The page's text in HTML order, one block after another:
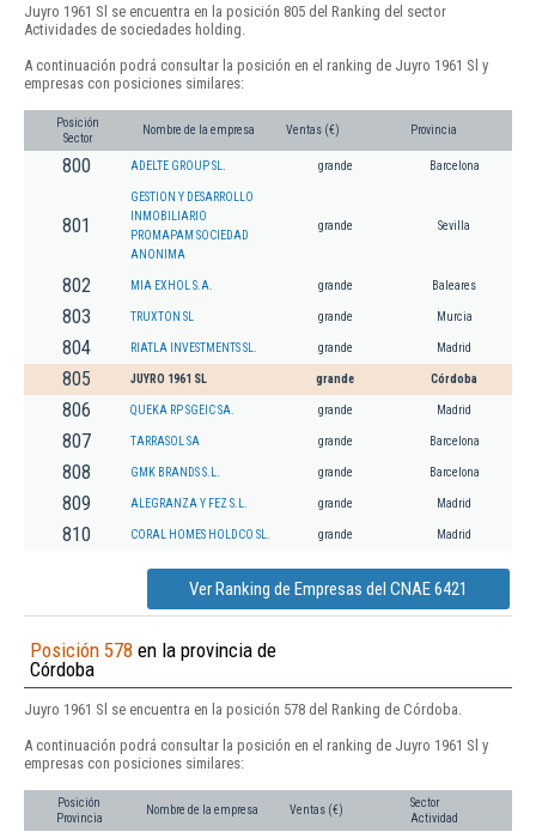
Juyro 1961 Sl se encuentra en la posición 805 del Ranking del sector
Actividades de sociedades holding.
A continuación podrá consultar la posición en el ranking de Juyro 1961 Sl y
empresas con posiciones similares:
Posición
Sector
Nombre de la empresa Ventas (€) Provincia
800 ADELTE GROUP SL. grande Barcelona
801
GESTION Y DESARROLLO
INMOBILIARIO
PROMAPAM SOCIEDAD
ANONIMA
grande Sevilla
802 MIA EXHOL S.A. grande Baleares
803 TRUXTON SL grande Murcia
804 RIATLA INVESTMENTS SL. grande Madrid
805 JUYRO 1961 SL grande Córdoba
806 QUEKA RP SGEIC SA. grande Madrid
807 TARRASOL SA grande Barcelona
808 GMK BRANDS S.L. grande Barcelona
809 ALEGRANZA Y FEZ S.L. grande Madrid
810 CORAL HOMES HOLDCO SL. grande Madrid
Ver Ranking de Empresas del CNAE 6421
Posición 578 en la provincia de
Córdoba
Juyro 1961 Sl se encuentra en la posición 578 del Ranking de Córdoba.
A continuación podrá consultar la posición en el ranking de Juyro 1961 Sl y
empresas con posiciones similares:
Posición
Provincia
Nombre de la empresa Ventas (€)
Sector
Actividad